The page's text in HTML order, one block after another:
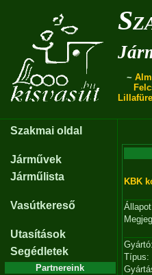
~
Szakmai oldal
Járművek
Járműlista
Vasútkereső
Utasítások
Segédletek
Partnereink
KBK
Gyártó:
Típus: